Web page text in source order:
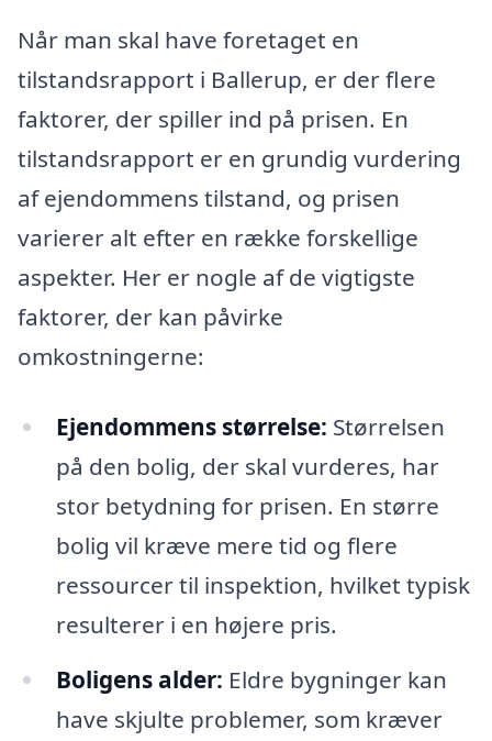
Når man skal have foretaget en
tilstandsrapport i Ballerup, er der flere
faktorer, der spiller ind på prisen. En
tilstandsrapport er en grundig vurdering
af ejendommens tilstand, og prisen
varierer alt efter en række forskellige
aspekter. Her er nogle af de vigtigste
faktorer, der kan påvirke
omkostningerne:
Ejendommens størrelse: Størrelsen
på den bolig, der skal vurderes, har
stor betydning for prisen. En større
bolig vil kræve mere tid og flere
ressourcer til inspektion, hvilket typisk
resulterer i en højere pris.
Boligens alder: Eldre bygninger kan
have skjulte problemer, som kræver